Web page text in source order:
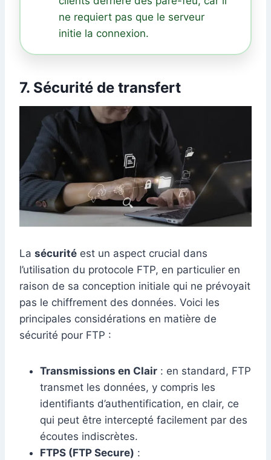
ne requiert pas que le serveur
initie la connexion.
7. Sécurité de transfert
La sécurité est un aspect crucial dans
l’utilisation du protocole FTP, en particulier en
raison de sa conception initiale qui ne prévoyait
pas le chiffrement des données. Voici les
principales considérations en matière de
sécurité pour FTP :
Transmissions en Clair : en standard, FTP
transmet les données, y compris les
identifiants d’authentification, en clair, ce
qui peut être intercepté facilement par des
écoutes indiscrètes.
FTPS (FTP Secure) :